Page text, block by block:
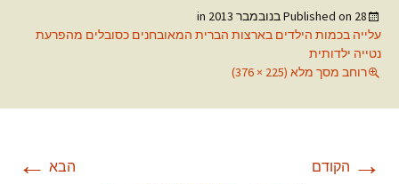
Published on 28 בנובמבר 2013
עלייה בכמות הילדים בארצות הברית המאובחנים כסובלים מהפרעת
נטייה ילדותית
רוחב מסך מלא (225 × 376)
→ הקודם הבא ←